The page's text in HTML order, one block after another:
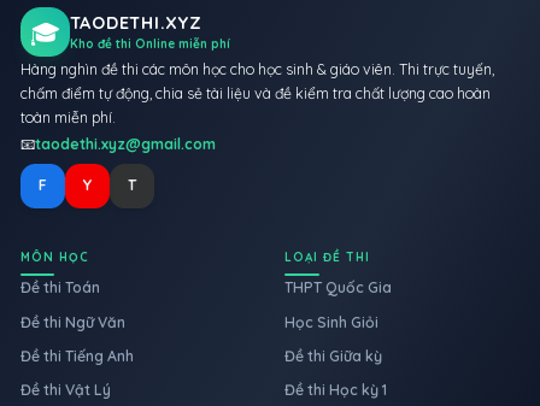
🎓 TAODETHI.XYZ
Kho đề thi Online miễn phí
Hàng nghìn đề thi các môn học cho học sinh & giáo viên. Thi trực tuyến,
chấm điểm tự động, chia sẻ tài liệu và đề kiểm tra chất lượng cao hoàn
toàn miễn phí.
📧taodethi.xyz@gmail.com
F Y T
MÔN HỌC
Đề thi Toán
Đề thi Ngữ Văn
Đề thi Tiếng Anh
Đề thi Vật Lý
LOẠI ĐỀ THI
THPT Quốc Gia
Học Sinh Giỏi
Đề thi Giữa kỳ
Đề thi Học kỳ 1